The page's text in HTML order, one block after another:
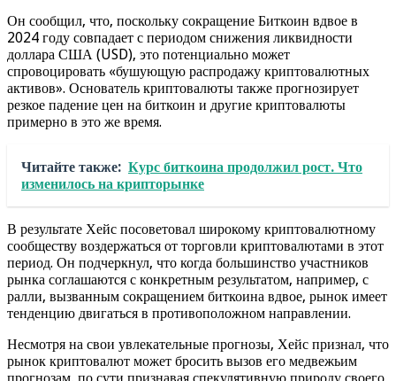
Он сообщил, что, поскольку сокращение Биткоин вдвое в
2024 году совпадает с периодом снижения ликвидности
доллара США (USD), это потенциально может
спровоцировать «бушующую распродажу криптовалютных
активов». Основатель криптовалюты также прогнозирует
резкое падение цен на биткоин и другие криптовалюты
примерно в это же время.
Читайте также: Курс биткоина продолжил рост. Что
изменилось на крипторынке
В результате Хейс посоветовал широкому криптовалютному
сообществу воздержаться от торговли криптовалютами в этот
период. Он подчеркнул, что когда большинство участников
рынка соглашаются с конкретным результатом, например, с
ралли, вызванным сокращением биткоина вдвое, рынок имеет
тенденцию двигаться в противоположном направлении.
Несмотря на свои увлекательные прогнозы, Хейс признал, что
рынок криптовалют может бросить вызов его медвежьим